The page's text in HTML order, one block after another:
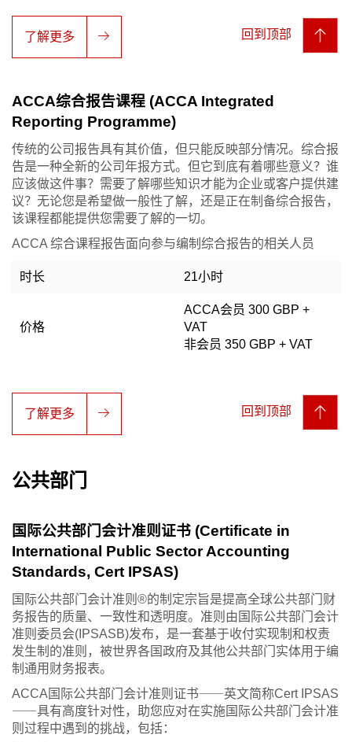
了解更多 回到顶部
ACCA综合报告课程 (ACCA Integrated
Reporting Programme)
传统的公司报告具有其价值，但只能反映部分情况。综合报
告是一种全新的公司年报方式。但它到底有着哪些意义？谁
应该做这件事？需要了解哪些知识才能为企业或客户提供建
议？无论您是希望做一般性了解，还是正在制备综合报告，
该课程都能提供您需要了解的一切。
ACCA 综合课程报告面向参与编制综合报告的相关人员
时长 21小时
价格
ACCA会员 300 GBP +
VAT
非会员 350 GBP + VAT
了解更多 回到顶部
公共部门
国际公共部门会计准则证书 (Certificate in
International Public Sector Accounting
Standards, Cert IPSAS)
国际公共部门会计准则®的制定宗旨是提高全球公共部门财
务报告的质量、一致性和透明度。准则由国际公共部门会计
准则委员会(IPSASB)发布，是一套基于收付实现制和权责
发生制的准则，被世界各国政府及其他公共部门实体用于编
制通用财务报表。
ACCA国际公共部门会计准则证书⸺英文简称Cert IPSAS
⸺具有高度针对性，助您应对在实施国际公共部门会计准
则过程中遇到的挑战，包括：